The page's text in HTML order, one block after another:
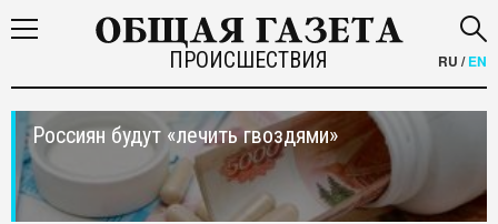
ПРОИСШЕСТВИЯ RU /EN
Россиян будут «лечить гвоздями»